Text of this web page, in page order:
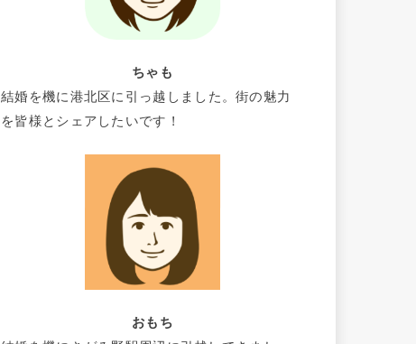
ちゃも
結婚を機に港北区に引っ越しました。街の魅力
を皆様とシェアしたいです！
おもち